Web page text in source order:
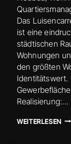
Das
ist eine
städtischen
Wohnungen
den größten
Identitätswert.
Realisierung:…
WEITERLESEN